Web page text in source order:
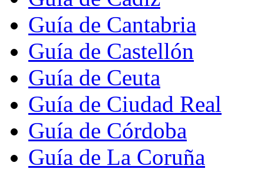
Guía de Cantabria
Guía de Castellón
Guía de Ceuta
Guía de Ciudad Real
Guía de Córdoba
Guía de La Coruña